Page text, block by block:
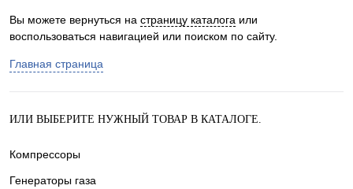
Вы можете вернуться на страницу каталога или
воспользоваться навигацией или поиском по сайту.
Главная страница
ИЛИ ВЫБЕРИТЕ НУЖНЫЙ ТОВАР В КАТАЛОГЕ.
Компрессоры
Генераторы газа